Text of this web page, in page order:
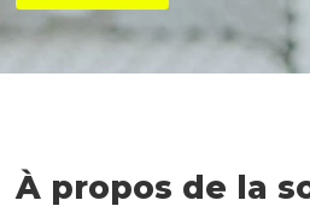
À propos de la